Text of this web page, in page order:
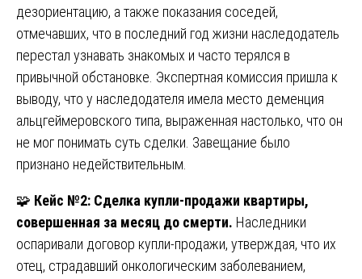
дезориентацию, а также показания соседей,
отмечавших, что в последний год жизни наследодатель
перестал узнавать знакомых и часто терялся в
привычной обстановке. Экспертная комиссия пришла к
выводу, что у наследодателя имела место деменция
альцгеймеровского типа, выраженная настолько, что он
не мог понимать суть сделки. Завещание было
признано недействительным.
🧩 Кейс №2: Сделка купли-продажи квартиры,
совершенная за месяц до смерти. Наследники
оспаривали договор купли-продажи, утверждая, что их
отец, страдавший онкологическим заболеванием,